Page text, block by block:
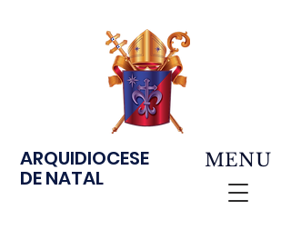
ARQUIDIOCESE
DE NATAL
MENU